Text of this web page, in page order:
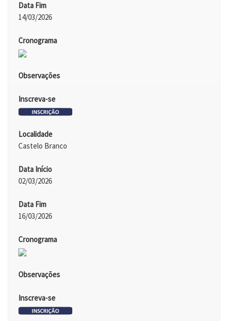
Data Fim
14/03/2026
Cronograma
Observações
Inscreva-se
Localidade
Castelo Branco
Data Início
02/03/2026
Data Fim
16/03/2026
Cronograma
Observações
Inscreva-se